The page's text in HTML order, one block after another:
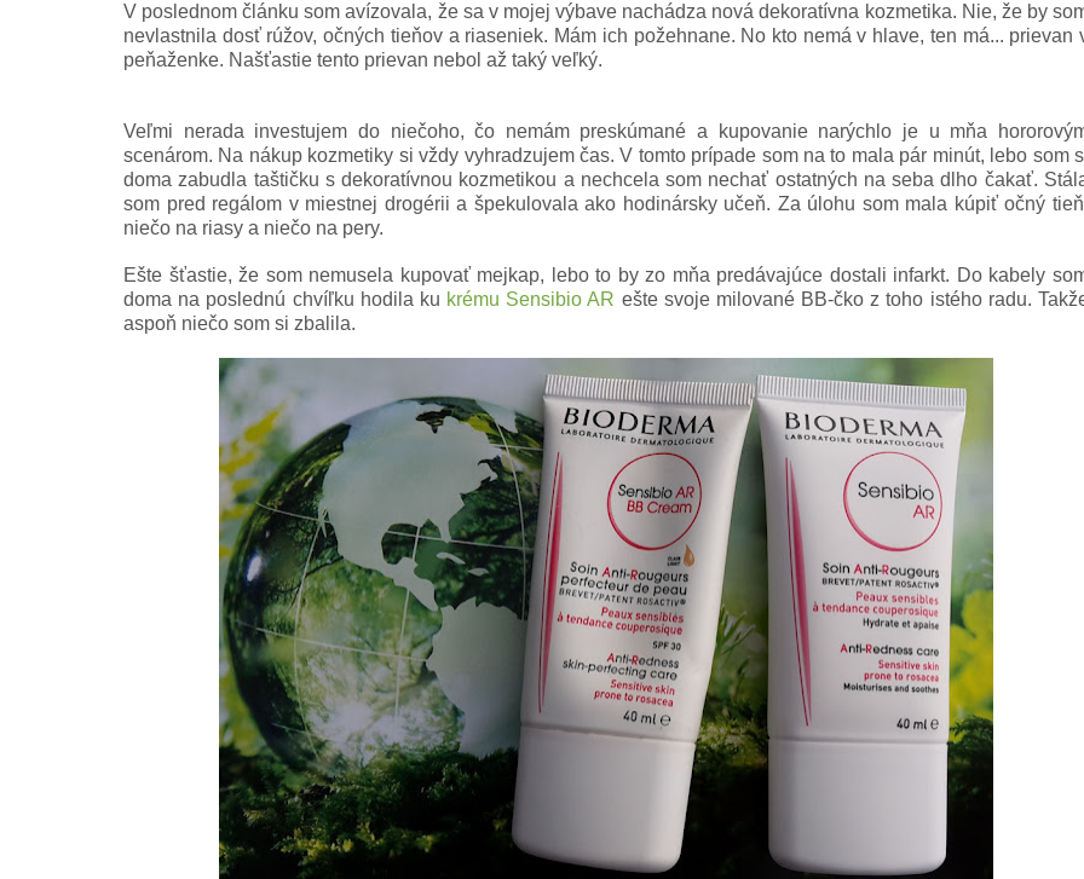
V poslednom článku som avízovala, že sa v mojej výbave nachádza nová dekoratívna kozmetika. Nie, že by
nevlastnila dosť rúžov, očných tieňov a riaseniek. Mám ich požehnane. No kto nemá v hlave, ten má... prievan
peňaženke. Našťastie tento prievan nebol až taký veľký.
Veľmi nerada investujem do niečoho, čo nemám preskúmané a kupovanie narýchlo je u mňa
scenárom. Na nákup kozmetiky si vždy vyhradzujem čas. V tomto prípade som na to mala pár minút, lebo som
doma zabudla taštičku s dekoratívnou kozmetikou a nechcela som nechať ostatných na seba dlho čakať.
som pred regálom v miestnej drogérii a špekulovala ako hodinársky učeň. Za úlohu som mala kúpiť očný
niečo na riasy a niečo na pery.
Ešte šťastie, že som nemusela kupovať mejkap, lebo to by zo mňa predávajúce dostali infarkt. Do kabely
doma na poslednú chvíľku hodila ku krému Sensibio AR ešte svoje milované BB-čko z toho istého radu.
aspoň niečo som si zbalila.